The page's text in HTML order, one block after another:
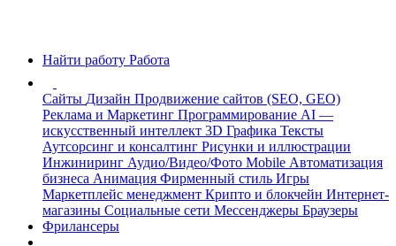
Найти работу Работа
Сайты Дизайн Продвижение сайтов (SEO, GEO)
Реклама и Маркетинг Программирование AI —
искусственный интеллект 3D Графика Тексты
Аутсорсинг и консалтинг Рисунки и иллюстрации
Инжиниринг Аудио/Видео/Фото Mobile Автоматизация
бизнеса Анимация Фирменный стиль Игры
Маркетплейс менеджмент Крипто и блокчейн Интернет-
магазины Социальные сети Мессенджеры Браузеры
Фрилансеры